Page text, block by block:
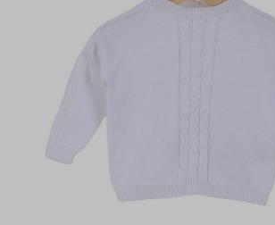
kwaliteit
onze
webshop